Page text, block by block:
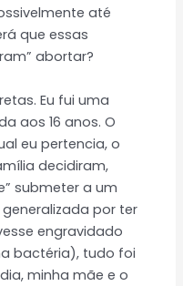
até
que essas
abortar?
Eu fui uma
aos 16 anos. O
eu pertencia, o
decidiram,
submeter a um
por ter
engravidado
bactéria), tudo foi
minha mãe e o